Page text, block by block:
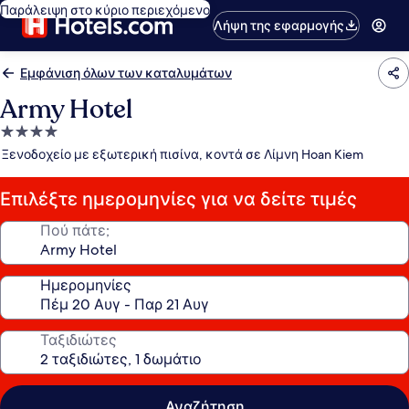
Παράλειψη στο κύριο περιεχόμενο
Λήψη της εφαρμογής
Εμφάνιση όλων των καταλυμάτων
Army Hotel
Κατάλυμα
με
αστέρια
Ξενοδοχείο με εξωτερική πισίνα, κοντά σε Λίμνη Hoan Kiem
Επιλέξτε ημερομηνίες για να δείτε τιμές
Πού πάτε;
Ημερομηνίες
Ταξιδιώτες